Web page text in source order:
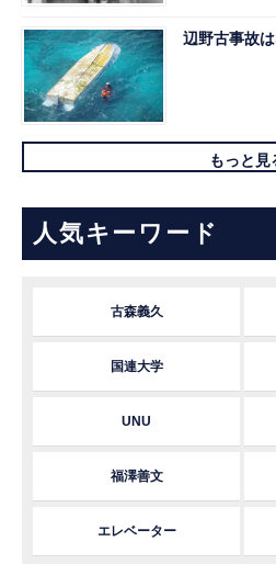
辺野古事故
もっと見
人気キーワード
古森義久
国連大学
UNU
福澤善文
エレベーター